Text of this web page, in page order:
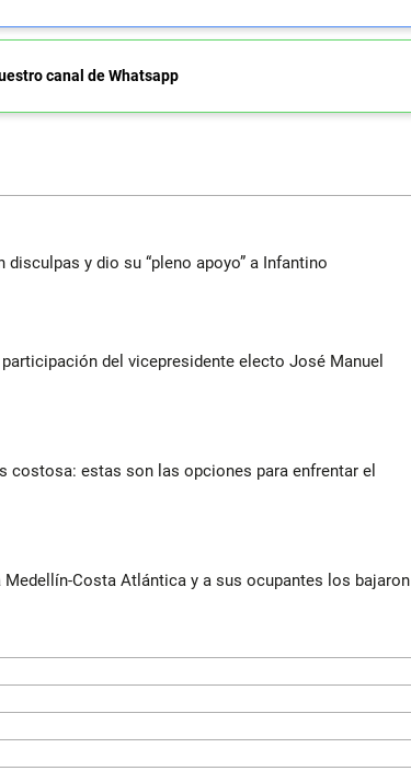
canal de Whatsapp
y dio su “pleno apoyo” a Infantino
del vicepresidente electo José Manuel
costosa: estas son las opciones para enfrentar el
Medellín-Costa Atlántica y a sus ocupantes los bajaron